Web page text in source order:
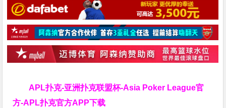
APL扑克-亚洲扑克联盟杯-Asia Poker League官
方-APL扑克官方APP下载